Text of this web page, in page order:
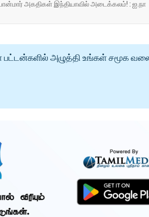
அகதிகள் இந்தியாவில் அடைக்கலம்! : ஐ.நா
பட்டன்களில் அழுத்தி உங்கள் சமூக